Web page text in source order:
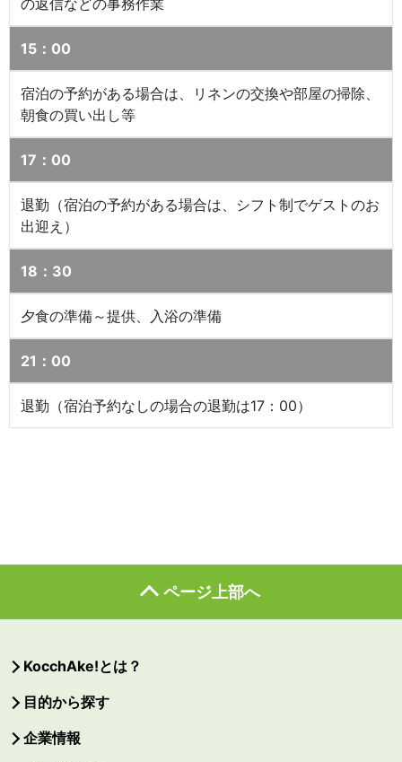
15：00
宿泊の予約がある場合は、リネンの交換や部屋の掃除、
朝食の買い出し等
17：00
退勤（宿泊の予約がある場合は、シフト制でゲストのお
出迎え）
18：30
夕食の準備～提供、入浴の準備
21：00
退勤（宿泊予約なしの場合の退勤は17：00）
ページ上部へ
KocchAke!とは？
目的から探す
企業情報